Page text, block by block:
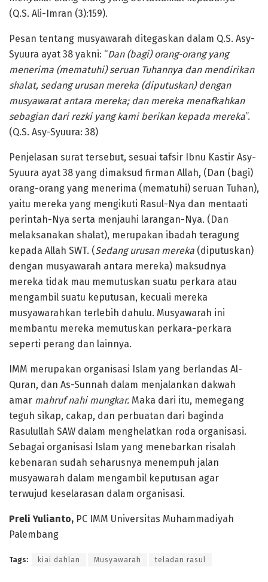
(Q.S. Ali-Imran (3):159).
Pesan tentang musyawarah ditegaskan dalam Q.S. Asy-
Syuura ayat 38 yakni: “Dan (bagi) orang-orang yang
menerima (mematuhi) seruan Tuhannya dan mendirikan
shalat, sedang urusan mereka (diputuskan) dengan
musyawarat antara mereka; dan mereka menafkahkan
sebagian dari rezki yang kami berikan kepada mereka”.
(Q.S. Asy-Syuura: 38)
Penjelasan surat tersebut, sesuai tafsir Ibnu Kastir Asy-
Syuura ayat 38 yang dimaksud firman Allah, (Dan (bagi)
orang-orang yang menerima (mematuhi) seruan Tuhan),
yaitu mereka yang mengikuti Rasul-Nya dan mentaati
perintah-Nya serta menjauhi larangan-Nya. (Dan
melaksanakan shalat), merupakan ibadah teragung
kepada Allah SWT. (Sedang urusan mereka (diputuskan)
dengan musyawarah antara mereka) maksudnya
mereka tidak mau memutuskan suatu perkara atau
mengambil suatu keputusan, kecuali mereka
musyawarahkan terlebih dahulu. Musyawarah ini
membantu mereka memutuskan perkara-perkara
seperti perang dan lainnya.
IMM merupakan organisasi Islam yang berlandas Al-
Quran, dan As-Sunnah dalam menjalankan dakwah
amar mahruf nahi mungkar. Maka dari itu, memegang
teguh sikap, cakap, dan perbuatan dari baginda
Rasulullah SAW dalam menghelatkan roda organisasi.
Sebagai organisasi Islam yang menebarkan risalah
kebenaran sudah seharusnya menempuh jalan
musyawarah dalam mengambil keputusan agar
terwujud keselarasan dalam organisasi.
Preli Yulianto, PC IMM Universitas Muhammadiyah
Palembang
Tags: kiai dahlan Musyawarah teladan rasul